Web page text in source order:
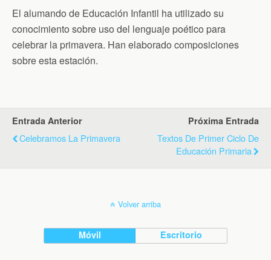
El alumando de Educación Infantil ha utilizado su
conocimiento sobre uso del lenguaje poético para
celebrar la primavera. Han elaborado composiciones
sobre esta estación.
Entrada Anterior
Celebramos La Primavera
Próxima Entrada
Textos De Primer Ciclo De
Educación Primaria
Volver arriba
Móvil Escritorio